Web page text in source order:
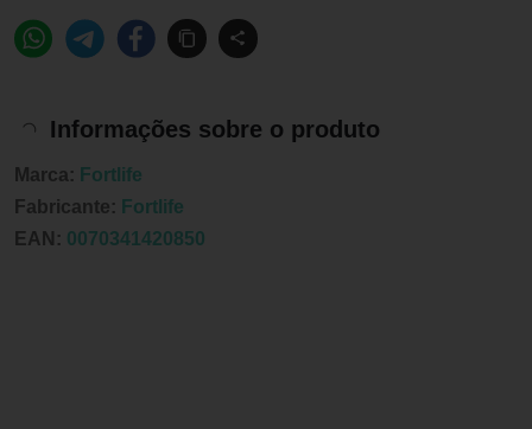
Informações sobre o produto
Marca: Fortlife
Fabricante: Fortlife
EAN: 0070341420850